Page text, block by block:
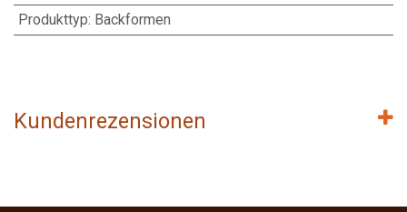
Produkttyp: Backformen
Kundenrezensionen